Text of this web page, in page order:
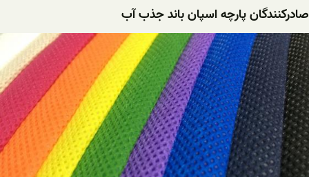
صادرکنندگان پارچه اسپان باند جذب آب